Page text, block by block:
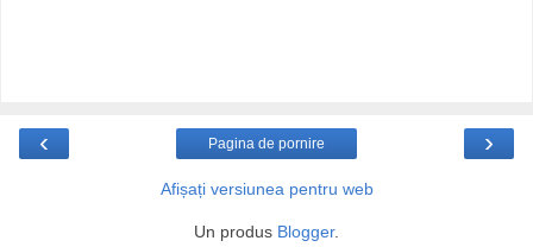
‹ ›
Pagina de pornire
Afișați versiunea pentru web
Un produs Blogger.